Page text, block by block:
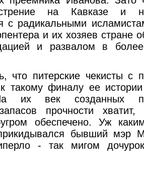
на Кавказе и
с радикальными
и их хозяев стране
и развалом в
что питерские чекисты с
такому финалу ее
их век созданных
прочности
обеспечено. Уж
бывший мэр
- так мигом